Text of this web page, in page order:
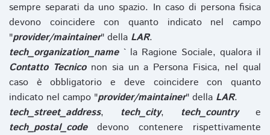
sempre separati da uno spazio. In caso di persona fisica
devono coincidere con quanto indicato nel campo
"provider/maintainer" della LAR.
tech_organization_name` la Ragione Sociale, qualora il
Contatto Tecniconon sia un a Persona Fisica, nel qual
caso è obbligatorio e deve coincidere con quanto
indicato nel campo "provider/maintainer" della LAR.
tech_street_address, tech_city, tech_countrye
tech_postal_codedevono contenere rispettivamente